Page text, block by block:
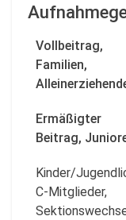
Vollbeitrag,
Familien,
Ermäßigter
Beitrag,
Kinder/
C-Mitglieder,